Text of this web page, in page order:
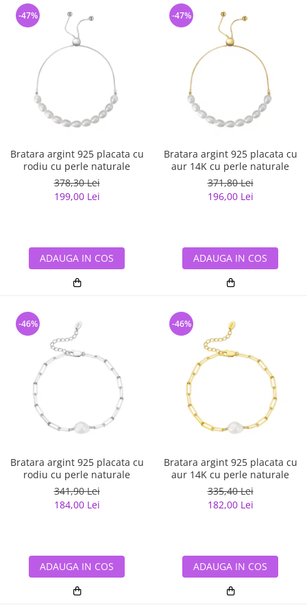
Bratara argint 925 placata cu
rodiu cu perle naturale
378,30 Lei
199,00 Lei
-47%
ADAUGA IN COS
Bratara argint 925 placata cu
aur 14K cu perle naturale
371,80 Lei
196,00 Lei
-47%
ADAUGA IN COS
Bratara argint 925 placata cu
rodiu cu perle naturale
341,90 Lei
184,00 Lei
-46%
ADAUGA IN COS
Bratara argint 925 placata cu
aur 14K cu perle naturale
335,40 Lei
182,00 Lei
-46%
ADAUGA IN COS